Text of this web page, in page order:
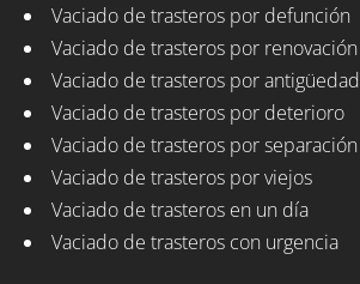
Vaciado de trasteros por defunción
Vaciado de trasteros por renovación
Vaciado de trasteros por antigüedad
Vaciado de trasteros por deterioro
Vaciado de trasteros por separación
Vaciado de trasteros por viejos
Vaciado de trasteros en un día
Vaciado de trasteros con urgencia